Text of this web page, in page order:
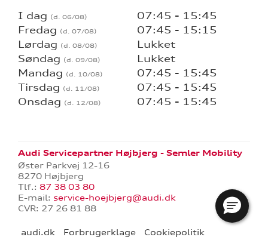
I dag
07:45 - 15:45
Fredag
07:45 - 15:15
Lørdag
Lukket
Søndag
Lukket
Mandag
07:45 - 15:45
Tirsdag
07:45 - 15:45
Onsdag
07:45 - 15:45
Audi Servicepartner Højbjerg - Semler Mobility
Øster Parkvej 12-16
8270 Højbjerg
Tlf.: 87 38 03 80
E-mail: service-hoejbjerg@audi.dk
CVR: 27 26 81 88
audi.dk Forbrugerklage
Cookiepolitik